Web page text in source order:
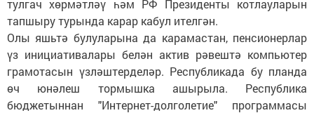
тулгач хөрмәтләү һәм РФ Президенты котлауларын
тапшыру турында карар кабул ителгән.
Олы яшьтә булуларына да карамастан, пенсионерлар
үз инициативалары белән актив рәвештә компьютер
грамотасын үзләштерделәр. Респуб­ликада бу планда
өч юнәлеш тормышка ашырыла. Респуб­лика
бюджетыннан "Интернет-долголетие" программасы